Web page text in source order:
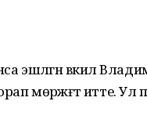
вәкил
мөрәжәғәт итте.